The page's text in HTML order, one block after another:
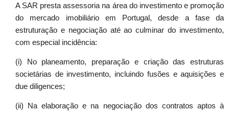
A SAR presta assessoria na área do investimento e promoção
do mercado imobiliário em Portugal, desde a fase da
estruturação e negociação até ao culminar do investimento,
com especial incidência:
(i) No planeamento, preparação e criação das estruturas
societárias de investimento, incluindo fusões e aquisições e
due diligences;
(ii) Na elaboração e na negociação dos contratos aptos à